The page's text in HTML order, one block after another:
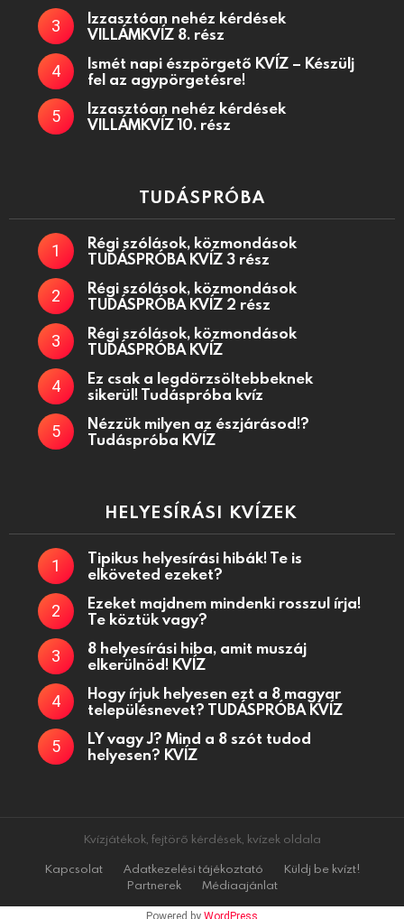
Izzasztóan nehéz kérdések
VILLÁMKVÍZ 8. rész
Ismét napi észpörgető KVÍZ – Készülj
fel az agypörgetésre!
Izzasztóan nehéz kérdések
VILLÁMKVÍZ 10. rész
TUDÁSPRÓBA
Régi szólások, közmondások
TUDÁSPRÓBA KVÍZ 3 rész
Régi szólások, közmondások
TUDÁSPRÓBA KVÍZ 2 rész
Régi szólások, közmondások
TUDÁSPRÓBA KVÍZ
Ez csak a legdörzsöltebbeknek
sikerül! Tudáspróba kvíz
Nézzük milyen az észjárásod!?
Tudáspróba KVÍZ
HELYESÍRÁSI KVÍZEK
Tipikus helyesírási hibák! Te is
elköveted ezeket?
Ezeket majdnem mindenki rosszul írja!
Te köztük vagy?
8 helyesírási hiba, amit muszáj
elkerülnöd! KVÍZ
Hogy írjuk helyesen ezt a 8 magyar
településnevet? TUDÁSPRÓBA KVÍZ
LY vagy J? Mind a 8 szót tudod
helyesen? KVÍZ
Kvízjátékok, fejtörő kérdések, kvízek oldala
Kapcsolat
Adatkezelési tájékoztató
Küldj be kvízt!
Partnerek
Médiaajánlat
Powered by WordPress